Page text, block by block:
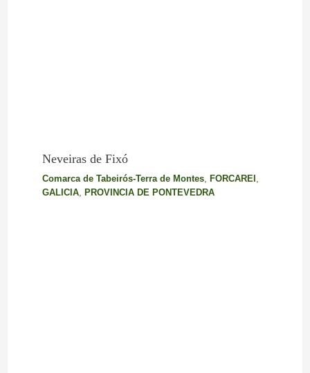
Neveiras de Fixó
Comarca de Tabeirós-Terra de Montes, FORCAREI ,
GALICIA, PROVINCIA DE PONTEVEDRA